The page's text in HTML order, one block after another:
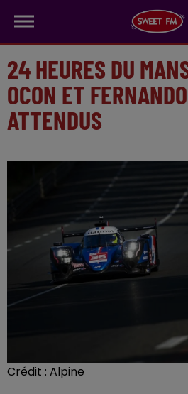
24 HEURES DU
OCON ET
ATTENDUS
Crédit : Alpine